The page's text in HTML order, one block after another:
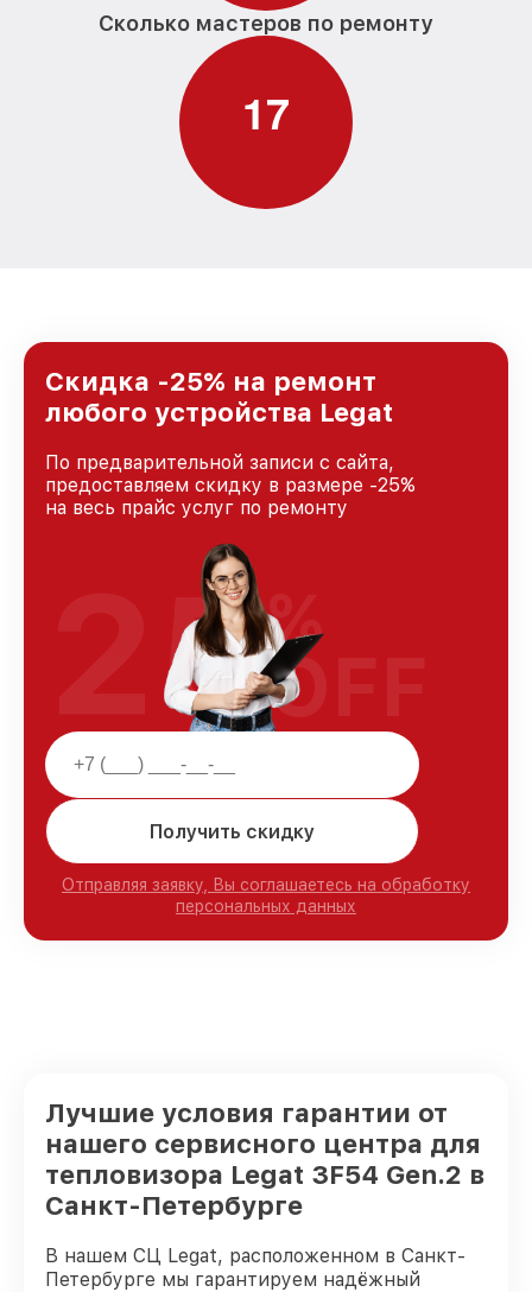
Сколько мастеров по ремонту
17
Скидка -25% на ремонт
любого устройства Legat
По предварительной записи с сайта,
предоставляем скидку в размере -25%
на весь прайс услуг по ремонту
Получить скидку
Отправляя заявку, Вы соглашаетесь на обработку
персональных данных
25%
OFF
Лучшие условия гарантии от
нашего сервисного центра для
тепловизора Legat 3F54 Gen.2 в
Санкт-Петербурге
В нашем СЦ Legat, расположенном в Санкт-
Петербурге мы гарантируем надёжный